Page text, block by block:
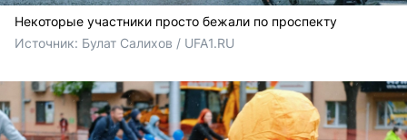
Некоторые участники просто бежали по проспекту
Источник: Булат Салихов / UFA1.RU